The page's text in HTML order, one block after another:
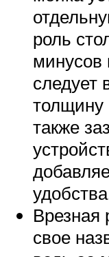
роль
минусов
следует
толщину
также
Врезная
свое